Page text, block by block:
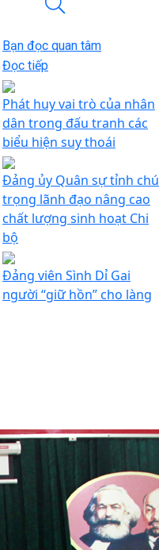
Bạn đọc quan tâm
Đọc tiếp
Phát huy vai trò của nhân
dân trong đấu tranh các
biểu hiện suy thoái
Đảng ủy Quân sự tỉnh chú
trọng lãnh đạo nâng cao
chất lượng sinh hoạt Chi
bộ
Đảng viên Sình Dỉ Gai
người “giữ hồn” cho làng